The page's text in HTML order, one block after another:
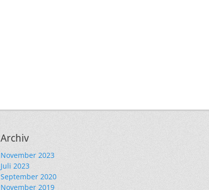
Archiv
November 2023
Juli 2023
September 2020
November 2019